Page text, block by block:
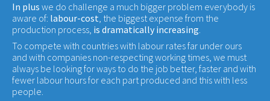
In plus we do challenge a much bigger problem everybody is
aware of: labour-cost, the biggest expense from the
production process, is dramatically increasing.
To compete with countries with labour rates far under ours
and with companies non-respecting working times, we must
always be looking for ways to do the job better, faster and with
fewer labour hours for each part produced and this with less
people.